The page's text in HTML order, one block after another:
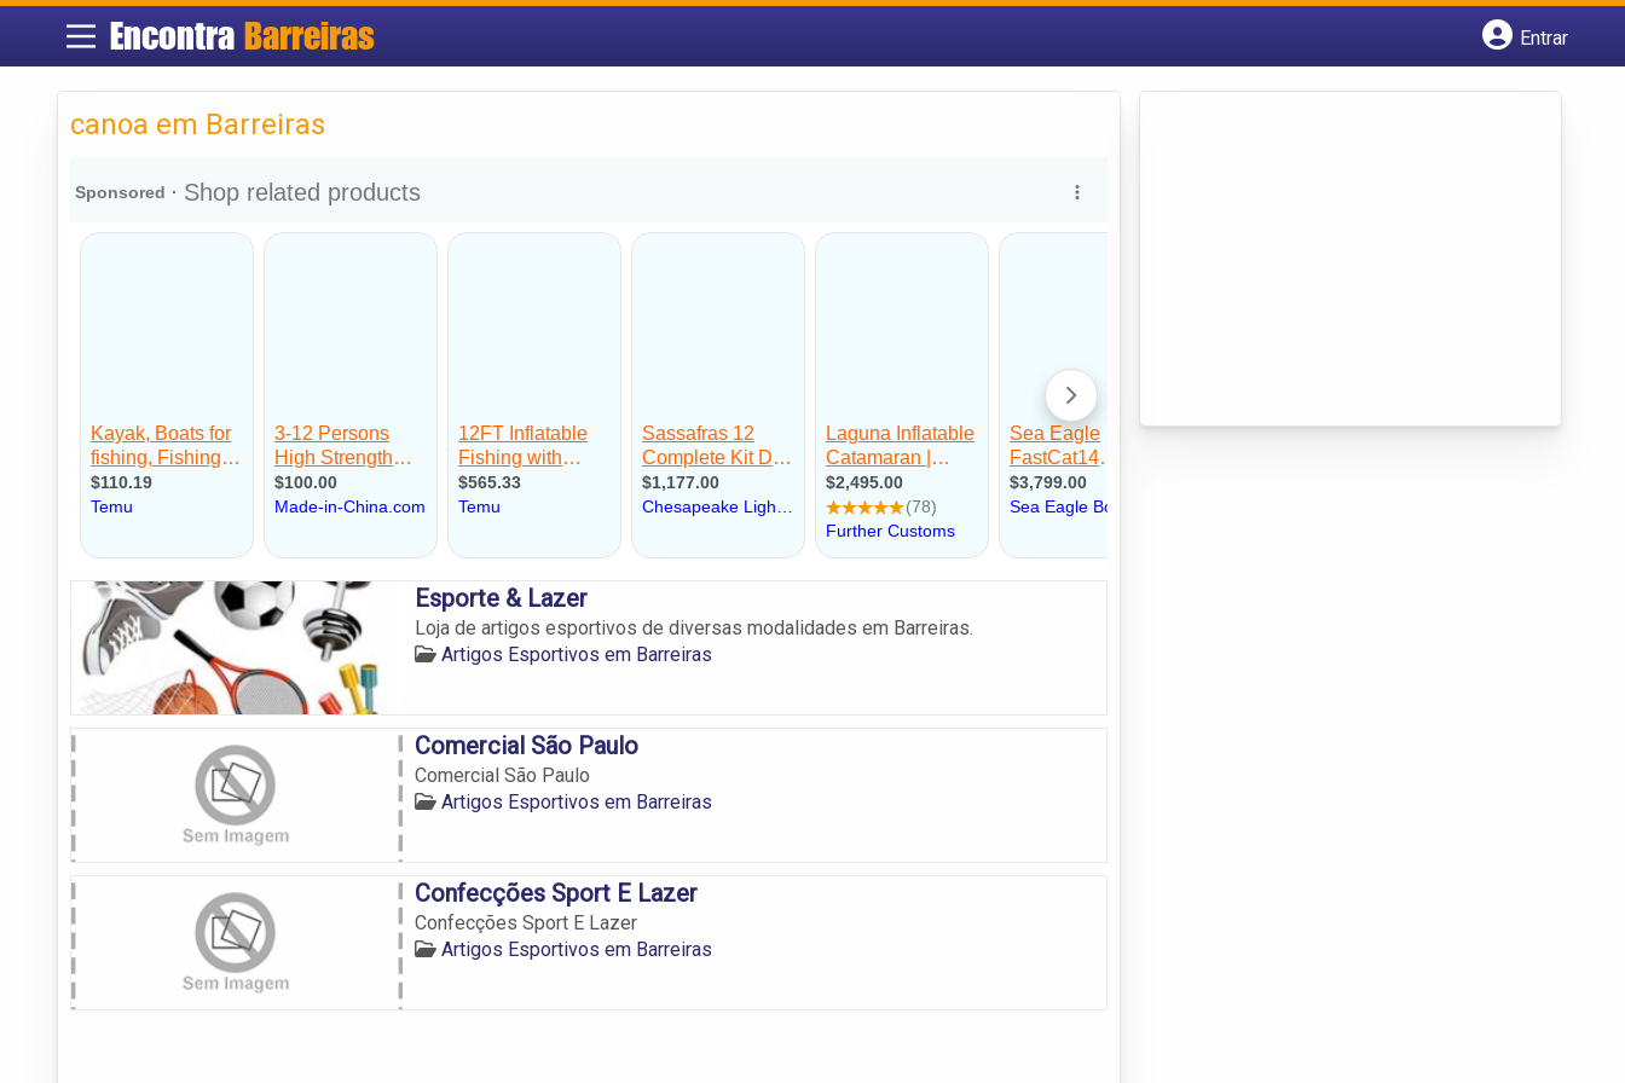
Encontra Barreiras
Entrar
canoa em Barreiras
Esporte & Lazer
Loja de artigos esportivos de diversas modalidades em Barreiras.
Artigos Esportivos em Barreiras
Comercial São Paulo
Comercial São Paulo
Artigos Esportivos em Barreiras
Confecções Sport E Lazer
Confecções Sport E Lazer
Artigos Esportivos em Barreiras